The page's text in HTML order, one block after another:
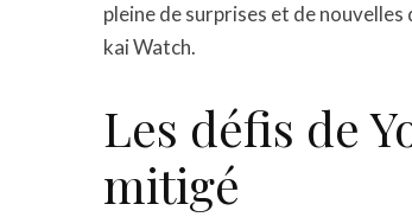
pleine de surprises et de
kai Watch.
Les défis de
mitigé